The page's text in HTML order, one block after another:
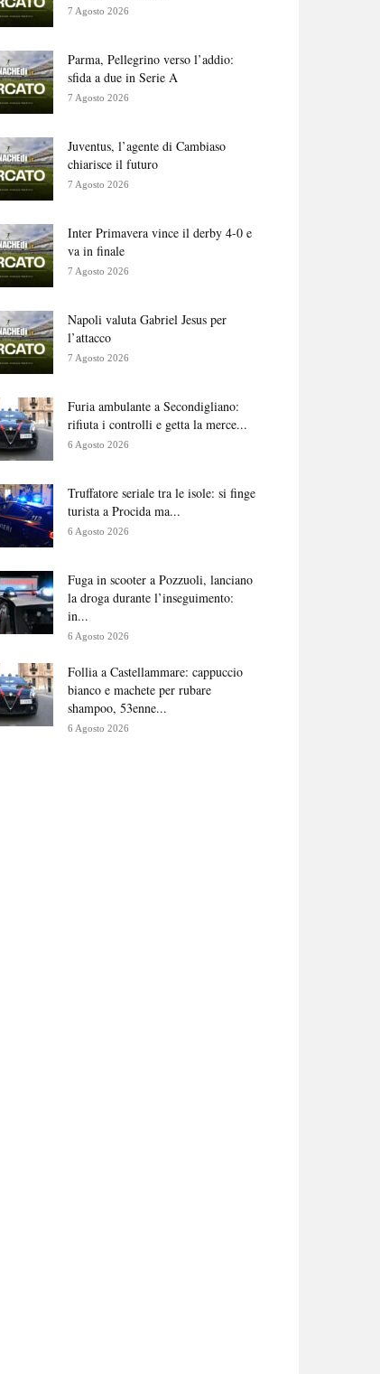
7 Agosto 2026
Parma, Pellegrino verso l’addio:
sfida a due in Serie A
7 Agosto 2026
Juventus, l’agente di Cambiaso
chiarisce il futuro
7 Agosto 2026
Inter Primavera vince il derby 4-0 e
va in finale
7 Agosto 2026
Napoli valuta Gabriel Jesus per
l’attacco
7 Agosto 2026
Furia ambulante a Secondigliano:
rifiuta i controlli e getta la merce...
6 Agosto 2026
Truffatore seriale tra le isole: si finge
turista a Procida ma...
6 Agosto 2026
Fuga in scooter a Pozzuoli, lanciano
la droga durante l’inseguimento:
in...
6 Agosto 2026
Follia a Castellammare: cappuccio
bianco e machete per rubare
shampoo, 53enne...
6 Agosto 2026